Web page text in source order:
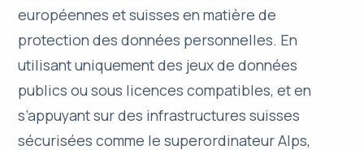
européennes et suisses en matière de
protection des données personnelles. En
utilisant uniquement des jeux de données
publics ou sous licences compatibles, et en
s’appuyant sur des infrastructures suisses
sécurisées comme le superordinateur Alps,